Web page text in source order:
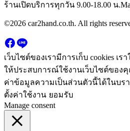
ร้านเปิดบริการทุกวัน 9.00-18.00 น
©2026 car2hand.co.th. All rights
เว็บไซต์ของเรามีการเก็บ cookies เ
ให้ประสบการณ์ใช้งานเว็บไซต์ขอ
ค่าข้อมูลความเป็นส่วนตัวนี้ได้ในบร
ตั้งค่าใช้งาน ยอมรับ
Manage consent